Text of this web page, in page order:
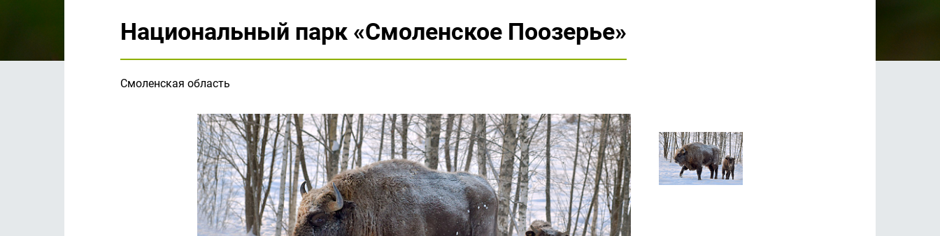
Национальный парк «Смоленское Поозерье»
Смоленская область